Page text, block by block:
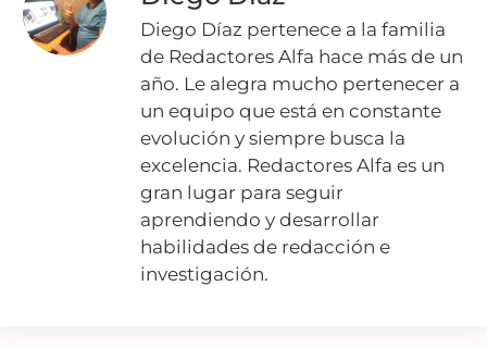
Diego Díaz pertenece a la familia
de Redactores Alfa hace más de un
año. Le alegra mucho pertenecer a
un equipo que está en constante
evolución y siempre busca la
excelencia. Redactores Alfa es un
gran lugar para seguir
aprendiendo y desarrollar
habilidades de redacción e
investigación.